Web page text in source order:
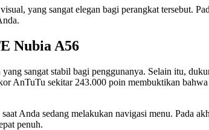
yang sangat elegan bagi perangkat tersebut.
Nubia A56
sangat stabil bagi penggunanya. Selain itu,
AnTuTu sekitar 243.000 poin membuktikan
Anda sedang melakukan navigasi menu. Pada
penuh.